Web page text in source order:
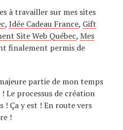
à travailler sur mes sites
, Idée Cadeau France, Gift
Site Web Québec, Mes
finalement permis de
partie de mon temps
Le processus de création
! Ça y est ! En route vers
!